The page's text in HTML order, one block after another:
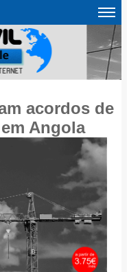
acordos de
Angola